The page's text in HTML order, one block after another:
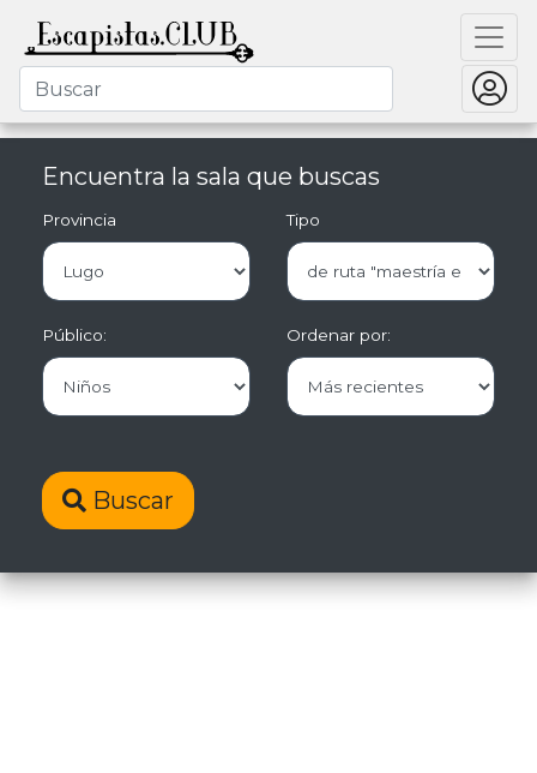
Encuentra la sala que buscas
Provincia Tipo
Público: Ordenar por:
Buscar